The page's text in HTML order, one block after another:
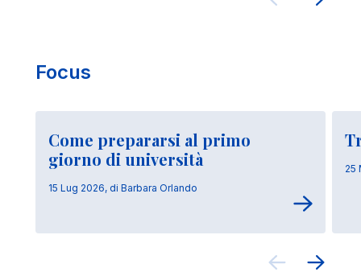
Focus
Come prepararsi al primo
giorno di università
15 Lug 2026, di Barbara Orlando
25